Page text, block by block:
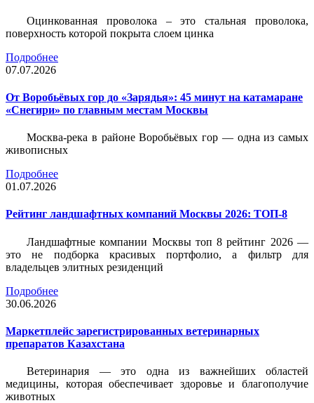
Оцинкованная проволока – это стальная проволока,
поверхность которой покрыта слоем цинка
Подробнее
07.07.2026
От Воробьёвых гор до «Зарядья»: 45 минут на катамаране
«Снегири» по главным местам Москвы
Москва-река в районе Воробьёвых гор — одна из самых
живописных
Подробнее
01.07.2026
Рейтинг ландшафтных компаний Москвы 2026: ТОП-8
Ландшафтные компании Москвы топ 8 рейтинг 2026 —
это не подборка красивых портфолио, а фильтр для
владельцев элитных резиденций
Подробнее
30.06.2026
Маркетплейс зарегистрированных ветеринарных
препаратов Казахстана
Ветеринария — это одна из важнейших областей
медицины, которая обеспечивает здоровье и благополучие
животных